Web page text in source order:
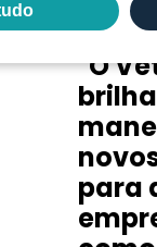
"O
para